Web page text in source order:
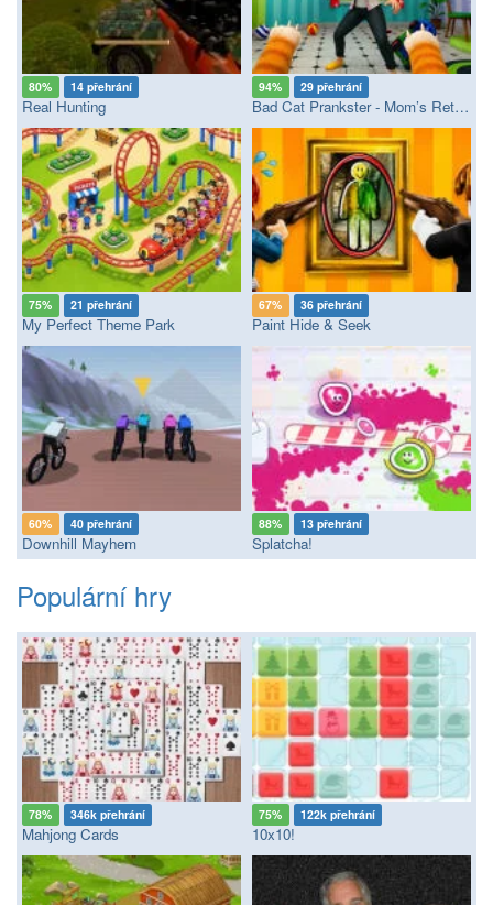
80% 14 přehrání
Real Hunting
94% 29 přehrání
Bad Cat Prankster - Mom’s Return
75% 21 přehrání
My Perfect Theme Park
67% 36 přehrání
Paint Hide & Seek
60% 40 přehrání
Downhill Mayhem
88% 13 přehrání
Splatcha!
Populární hry
78% 346k přehrání
Mahjong Cards
75% 122k přehrání
10x10!